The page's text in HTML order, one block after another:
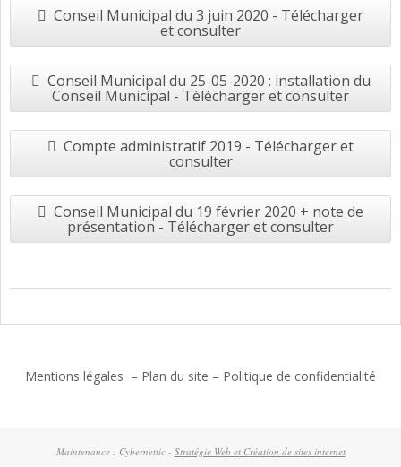
Conseil Municipal du 3 juin 2020 - Télécharger
et consulter
Conseil Municipal du 25-05-2020 : installation du
Conseil Municipal - Télécharger et consulter
Compte administratif 2019 - Télécharger et
consulter
Conseil Municipal du 19 février 2020 + note de
présentation - Télécharger et consulter
Mentions légales – Plan du site – Politique de confidentialité
Maintenance : Cybernettic - Stratégie Web et Création de sites internet